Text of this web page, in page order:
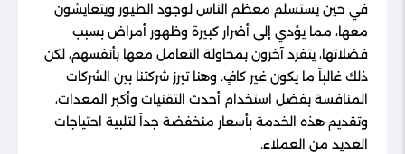
في حين يستسلم معظم الناس لوجود الطيور ويتعايشون
معها، مما يؤدي إلى أضرار كبيرة وظهور أمراض بسبب
فضلاتها، يتفرد آخرون بمحاولة التعامل معها بأنفسهم، لكن
ذلك غالباً ما يكون غير كافٍ. وهنا تبرز شركتنا بين الشركات
المنافسة بفضل استخدام أحدث التقنيات وأكبر المعدات،
وتقديم هذه الخدمة بأسعار منخفضة جداً لتلبية احتياجات
العديد من العملاء.